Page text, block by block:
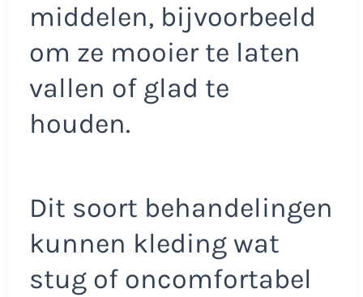
middelen, bijvoorbeeld
om ze mooier te laten
vallen of glad te
houden.
Dit soort behandelingen
kunnen kleding wat
stug of oncomfortabel